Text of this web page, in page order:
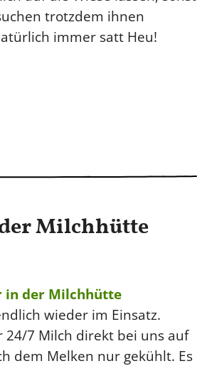
trotzdem ihnen
immer satt Heu!
Milchhütte
in der Milchhütte
wieder im Einsatz.
24/7 Milch direkt bei uns auf
dem Melken nur gekühlt. Es